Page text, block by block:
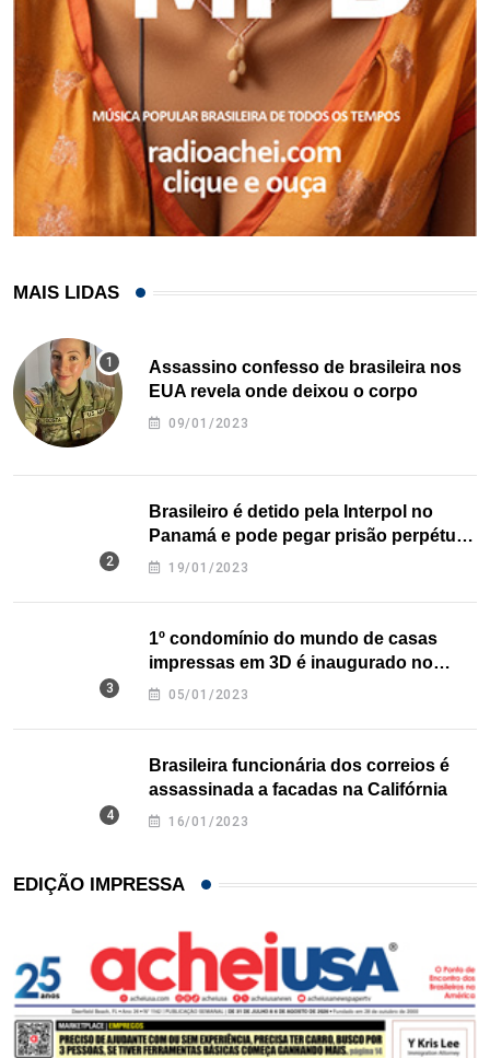
MAIS LIDAS
Assassino confesso de brasileira nos
EUA revela onde deixou o corpo
09/01/2023
Brasileiro é detido pela Interpol no
Panamá e pode pegar prisão perpétua
nos EUA
19/01/2023
1º condomínio do mundo de casas
impressas em 3D é inaugurado no
Texas
05/01/2023
Brasileira funcionária dos correios é
assassinada a facadas na Califórnia
16/01/2023
EDIÇÃO IMPRESSA